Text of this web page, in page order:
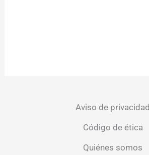
Aviso de privacidad
Código de ética
Quiénes somos